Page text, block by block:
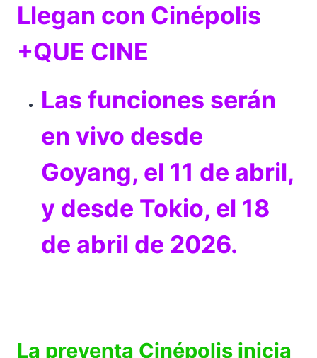
Llegan con Cinépolis
+QUE CINE
Las funciones serán
en vivo desde
Goyang, el 11 de abril,
y desde Tokio, el 18
de abril de 2026.
La preventa Cinépolis inicia